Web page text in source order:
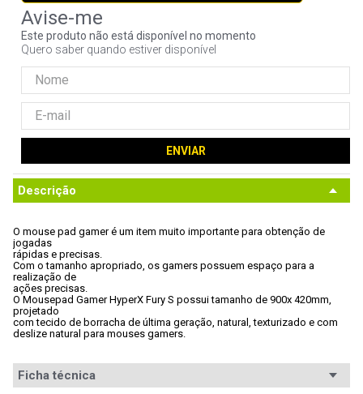
Este produto não está disponível no momento
Quero saber quando estiver disponível
ENVIAR
Descrição
O mouse pad gamer é um item muito importante para obtenção de
jogadas
rápidas e precisas.
Com o tamanho apropriado, os gamers possuem espaço para a
realização de
ações precisas.
O Mousepad Gamer HyperX Fury S possui tamanho de 900x 420mm,
projetado
com tecido de borracha de última geração, natural, texturizado e com
deslize natural para mouses gamers.
Ficha técnica
9 º
controle